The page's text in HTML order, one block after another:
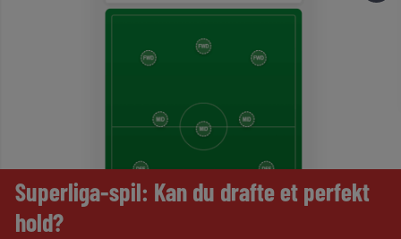
Superliga-spil: Kan du drafte et perfekt
hold?